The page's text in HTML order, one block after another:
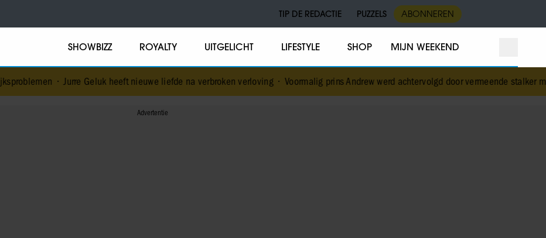
TIP DE REDACTIE PUZZELS ABONNEREN
SHOWBIZZ ROYALTY UITGELICHT LIFESTYLE SHOP MIJN WEEKEND
Jurre Geluk heeft nieuwe liefde na verbroken verloving•Voormalig prins Andrew werd achtervolgd door vermeende stalker met bivakmuts•